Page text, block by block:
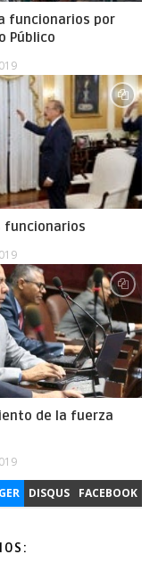
funcionarios por
Público
funcionarios
de la fuerza
DISQUS FACEBOOK